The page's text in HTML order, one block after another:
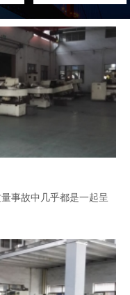
事故中几乎都是一起呈